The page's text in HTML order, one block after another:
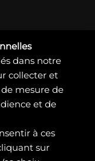
– 2026
&web biz
dans notre
collecter et
mesure de
et de
à ces
sur